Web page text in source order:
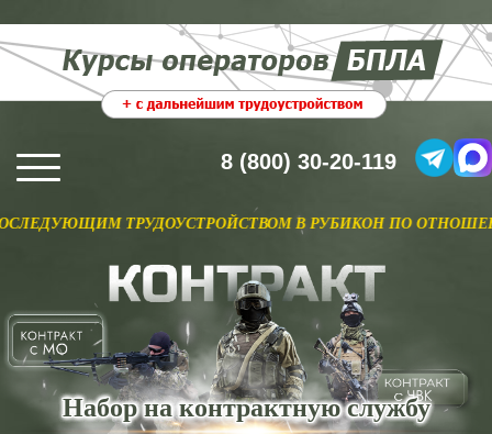
8 (800) 30-20-119
ТРУДОУСТРОЙСТВОМ В РУБИКОН ПО ОТНОШЕНИЮ.
Набор на контрактную службу